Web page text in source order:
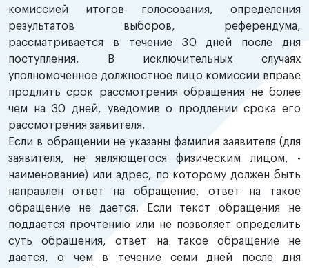
комиссией итогов голосования, определения
результатов выборов, референдума,
рассматривается в течение 30 дней после дня
поступления. В исключительных случаях
уполномоченное должностное лицо комиссии вправе
продлить срок рассмотрения обращения не более
чем на 30 дней, уведомив о продлении срока его
рассмотрения заявителя.
Если в обращении не указаны фамилия заявителя (для
заявителя, не являющегося физическим лицом, -
наименование) или адрес, по которому должен быть
направлен ответ на обращение, ответ на такое
обращение не дается. Если текст обращения не
поддается прочтению или не позволяет определить
суть обращения, ответ на такое обращение не
дается, о чем в течение семи дней после дня